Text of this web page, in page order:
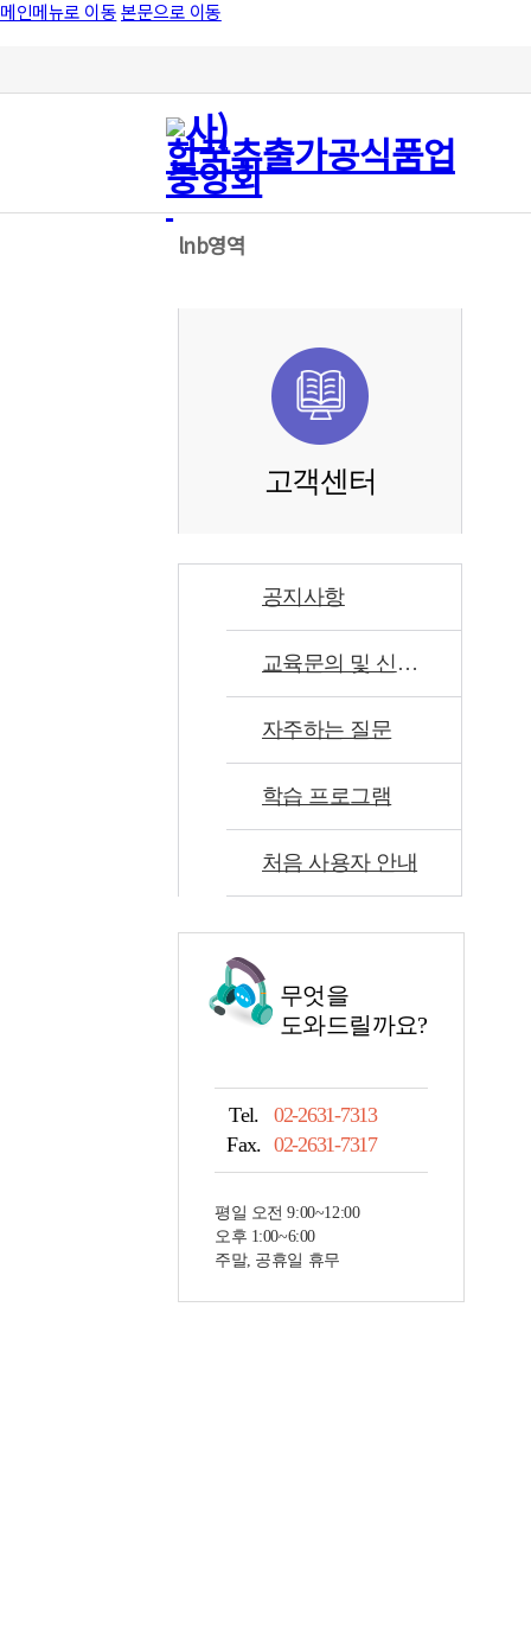
메인메뉴로 이동본문으로 이동
lnb영역
고객센터
공지사항
교육문의 및 신고센터
자주하는 질문
학습 프로그램
처음 사용자 안내
무엇을
도와드릴까요?
Tel.
02-2631-7313
Fax. 02-2631-7317
평일 오전 9:00~12:00
오후 1:00~6:00
주말, 공휴일 휴무